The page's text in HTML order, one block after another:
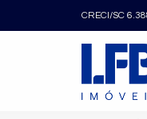
CRECI/SC